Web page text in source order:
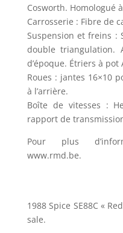
Cosworth. Homologué
Carrosserie : Fibre de
Suspension et freins :
double triangulation.
d’époque. Étriers à pot
Roues : jantes 16×10
à l’arrière.
Boîte de vitesses :
rapport de
Pour plus
www.rmd.be.
1988 Spice SE88C «
sale.